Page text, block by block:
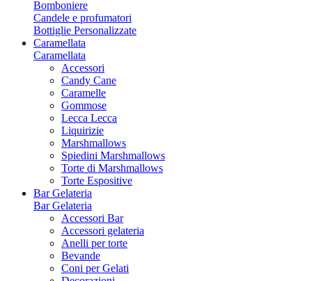
Bomboniere
Candele e profumatori
Bottiglie Personalizzate
Caramellata
Caramellata
Accessori
Candy Cane
Caramelle
Gommose
Lecca Lecca
Liquirizie
Marshmallows
Spiedini Marshmallows
Torte di Marshmallows
Torte Espositive
Bar Gelateria
Bar Gelateria
Accessori Bar
Accessori gelateria
Anelli per torte
Bevande
Coni per Gelati